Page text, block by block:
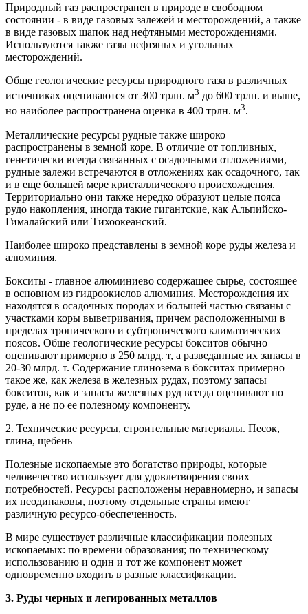
Природный газ распространен в природе в свободном
состоянии - в виде газовых залежей и месторождений, а также
в виде газовых шапок над нефтяными месторождениями.
Используются также газы нефтяных и угольных
месторождений.
Обще геологические ресурсы природного газа в различных
источниках оцениваются от 300 трлн. м3 до 600 трлн. и выше,
но наиболее распространена оценка в 400 трлн. м3.
Металлические ресурсы рудные также широко
распространены в земной коре. В отличие от топливных,
генетически всегда связанных с осадочными отложениями,
рудные залежи встречаются в отложениях как осадочного, так
и в еще большей мере кристаллического происхождения.
Территориально они также нередко образуют целые пояса
рудо накопления, иногда такие гигантские, как Альпийско-
Гималайский или Тихоокеанский.
Наиболее широко представлены в земной коре руды железа и
алюминия.
Бокситы - главное алюминиево содержащее сырье, состоящее
в основном из гидроокислов алюминия. Месторождения их
находятся в осадочных породах и большей частью связаны с
участками коры выветривания, причем расположенными в
пределах тропического и субтропического климатических
поясов. Обще геологические ресурсы бокситов обычно
оценивают примерно в 250 млрд. т, а разведанные их запасы в
20-30 млрд. т. Содержание глинозема в бокситах примерно
такое же, как железа в железных рудах, поэтому запасы
бокситов, как и запасы железных руд всегда оценивают по
руде, а не по ее полезному компоненту.
2. Технические ресурсы, строительные материалы. Песок,
глина, щебень
Полезные ископаемые это богатство природы, которые
человечество использует для удовлетворения своих
потребностей. Ресурсы расположены неравномерно, и запасы
их неодинаковы, поэтому отдельные страны имеют
различную ресурсо-обеспеченность.
В мире существует различные классификации полезных
ископаемых: по времени образования; по техническому
использованию и один и тот же компонент может
одновременно входить в разные классификации.
3. Руды черных и легированных металлов